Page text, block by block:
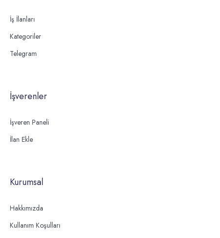
İş İlanları
Kategoriler
Telegram
İşverenler
İşveren Paneli
İlan Ekle
Kurumsal
Hakkımızda
Kullanım Koşulları